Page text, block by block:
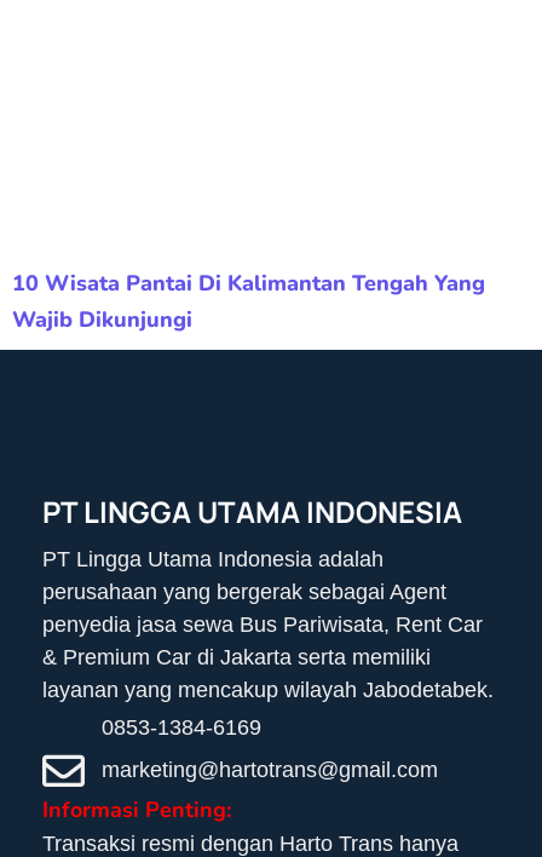
10 Wisata Pantai Di Kalimantan Tengah Yang
Wajib Dikunjungi
PT LINGGA UTAMA INDONESIA
PT Lingga Utama Indonesia adalah
perusahaan yang bergerak sebagai Agent
penyedia jasa sewa Bus Pariwisata, Rent Car
& Premium Car di Jakarta serta memiliki
layanan yang mencakup wilayah Jabodetabek.
0853-1384-6169
marketing@hartotrans@gmail.com
Informasi Penting:
Transaksi resmi dengan Harto Trans hanya